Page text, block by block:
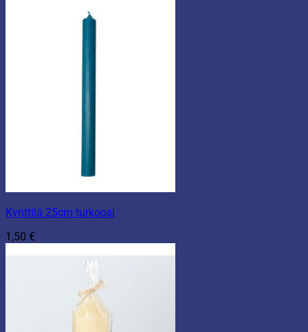
Kynttilä 25cm turkoosi
1,50 €